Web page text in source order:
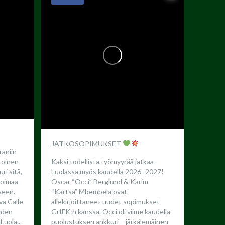
sitä,
Calle
JATKOSOPIMUKSET
Kaksi todellista työmyyrää jatkaa
Luolassa myös kaudella 2026–2027!
Oscar “Occi” Berglund & Karim
“Kartsa” Mbembela ovat
allekirjoittaneet uudet sopimukset
GrIFK:n kanssa. Occi oli viime kaudella
puolustuksen ankkuri – järkälemäinen